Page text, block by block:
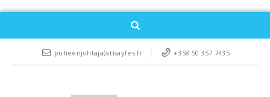
puheenjohtaja(at)sayfes.fi +358 50 357 7435